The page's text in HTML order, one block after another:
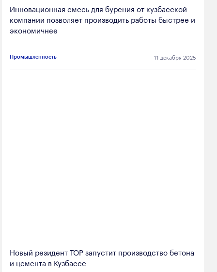
Инновационная смесь для бурения от кузбасской
компании позволяет производить работы быстрее и
экономичнее
Промышленность 11 декабря 2025
Новый резидент ТОР запустит производство бетона
и цемента в Кузбассе